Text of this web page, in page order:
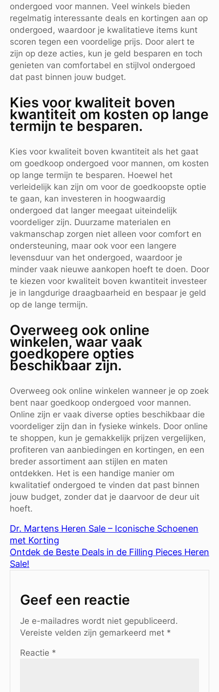
ondergoed voor mannen. Veel winkels bieden
regelmatig interessante deals en kortingen aan op
ondergoed, waardoor je kwalitatieve items kunt
scoren tegen een voordelige prijs. Door alert te
zijn op deze acties, kun je geld besparen en toch
genieten van comfortabel en stijlvol ondergoed
dat past binnen jouw budget.
Kies voor kwaliteit boven
kwantiteit om kosten op lange
termijn te besparen.
Kies voor kwaliteit boven kwantiteit als het gaat
om goedkoop ondergoed voor mannen, om kosten
op lange termijn te besparen. Hoewel het
verleidelijk kan zijn om voor de goedkoopste optie
te gaan, kan investeren in hoogwaardig
ondergoed dat langer meegaat uiteindelijk
voordeliger zijn. Duurzame materialen en
vakmanschap zorgen niet alleen voor comfort en
ondersteuning, maar ook voor een langere
levensduur van het ondergoed, waardoor je
minder vaak nieuwe aankopen hoeft te doen. Door
te kiezen voor kwaliteit boven kwantiteit investeer
je in langdurige draagbaarheid en bespaar je geld
op de lange termijn.
Overweeg ook online
winkelen, waar vaak
goedkopere opties
beschikbaar zijn.
Overweeg ook online winkelen wanneer je op zoek
bent naar goedkoop ondergoed voor mannen.
Online zijn er vaak diverse opties beschikbaar die
voordeliger zijn dan in fysieke winkels. Door online
te shoppen, kun je gemakkelijk prijzen vergelijken,
profiteren van aanbiedingen en kortingen, en een
breder assortiment aan stijlen en maten
ontdekken. Het is een handige manier om
kwalitatief ondergoed te vinden dat past binnen
jouw budget, zonder dat je daarvoor de deur uit
hoeft.
Dr. Martens Heren Sale – Iconische Schoenen
met Korting
Ontdek de Beste Deals in de Filling Pieces Heren
Sale!
Geef een reactie
Je e-mailadres wordt niet gepubliceerd.
Vereiste velden zijn gemarkeerd met *
Reactie *